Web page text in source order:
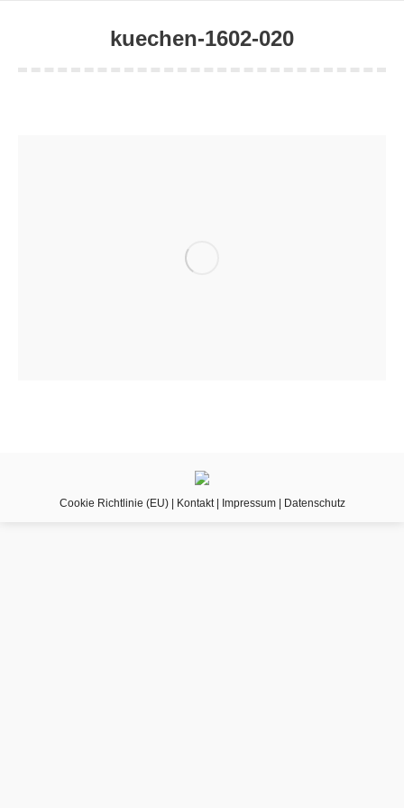
kuechen-1602-020
Cookie Richtlinie (EU)| Kontakt| Impressum| Datenschutz